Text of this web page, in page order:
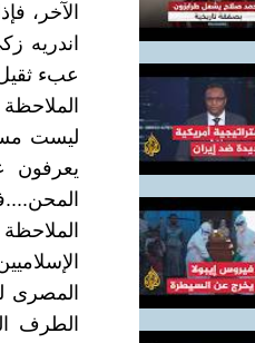
الآخر،
اندريه
عبء
ليست
يعرفون
المصرى
الطرف